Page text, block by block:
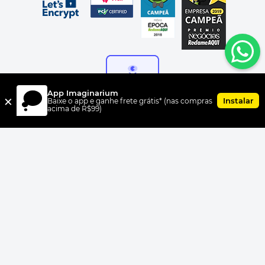
× App Imaginarium
Baixe o app e ganhe frete grátis* (nas compras
acima de R$99)
Instalar